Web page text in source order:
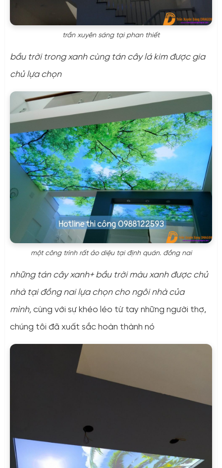
trần xuyên sáng tại phan thiết
bầu trời trong xanh cùng tán cây lá kim được gia
chủ lựa chọn
một công trình rất ảo diệu tại định quán. đồng nai
những tán cây xanh+ bầu trời màu xanh được chủ
nhà tại đồng nai lựa chọn cho ngôi nhà của
mình, cùng với sự khéo léo từ tay những người thợ,
chúng tôi đã xuất sắc hoàn thành nó